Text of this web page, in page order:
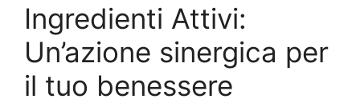
Ingredienti Attivi:
Un’azione sinergica per
il tuo benessere